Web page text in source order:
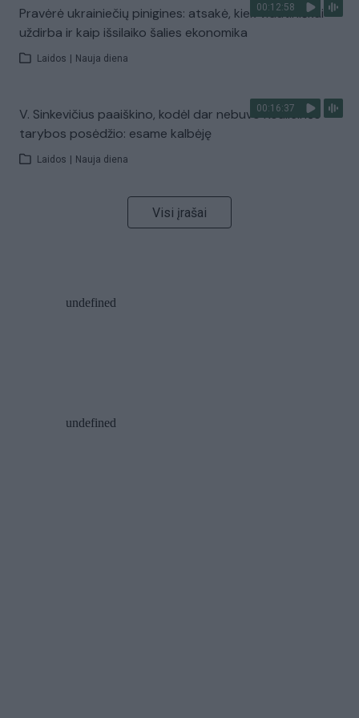
00:12:58
Pravėrė ukrainiečių pinigines: atsakė, kiek vidutiniškai
uždirba ir kaip išsilaiko šalies ekonomika
Laidos Nauja diena
00:16:37
V. Sinkevičius paaiškino, kodėl dar nebuvo Koalicinės
tarybos posėdžio: esame kalbėję
Laidos Nauja diena
Visi įrašai